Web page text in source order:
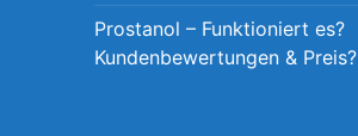
Prostanol – Funktioniert es?
Kundenbewertungen & Preis?